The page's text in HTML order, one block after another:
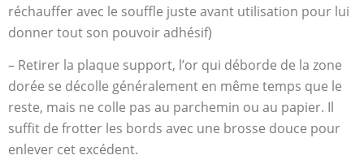
réchauffer avec le souffle juste avant utilisation pour lui
donner tout son pouvoir adhésif)
– Retirer la plaque support, l’or qui déborde de la zone
dorée se décolle généralement en même temps que le
reste, mais ne colle pas au parchemin ou au papier. Il
suffit de frotter les bords avec une brosse douce pour
enlever cet excédent.